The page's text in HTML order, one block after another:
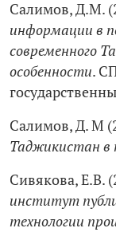
Салимов, Д.М.
информации в
современного
особенности.
Салимов, Д. М
Таджикистан в
Сивякова, Е.В.
институт
технологии